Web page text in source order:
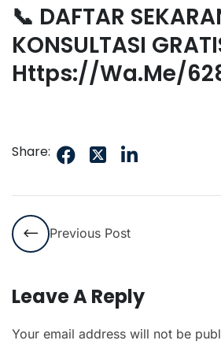
📞 DAFTAR
KONSULTASI
Https://wa.me/
Share:
Previous Post
Leave A Reply
Your email address will not be